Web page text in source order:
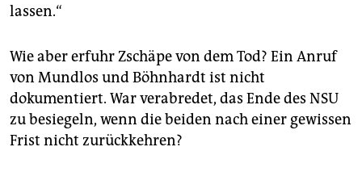
lassen.“
Wie aber erfuhr Zschäpe von dem Tod? Ein Anruf
von Mundlos und Böhnhardt ist nicht
dokumentiert. War verabredet, das Ende des NSU
zu besiegeln, wenn die beiden nach einer gewissen
Frist nicht zurückkehren?